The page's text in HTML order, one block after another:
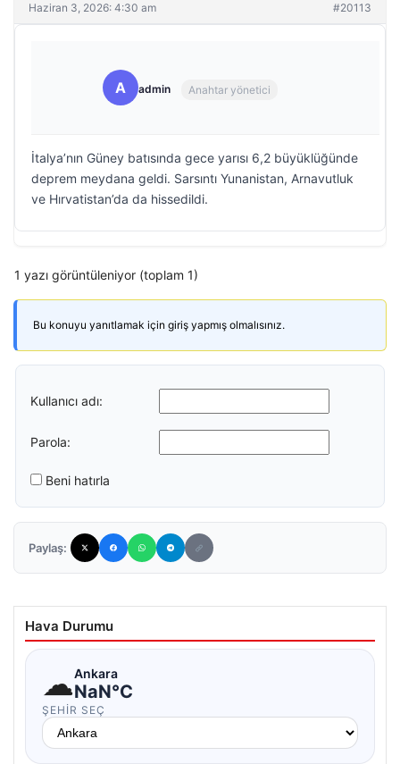
Haziran 3, 2026: 4:30 am #20113
A admin Anahtar yönetici
İtalya’nın Güney batısında gece yarısı 6,2 büyüklüğünde
deprem meydana geldi. Sarsıntı Yunanistan, Arnavutluk
ve Hırvatistan’da da hissedildi.
1 yazı görüntüleniyor (toplam 1)
Bu konuyu yanıtlamak için giriş yapmış olmalısınız.
Kullanıcı adı:
Parola:
Beni hatırla
Paylaş:
Hava Durumu
☁Ankara
NaN°C
ŞEHIR SEÇ